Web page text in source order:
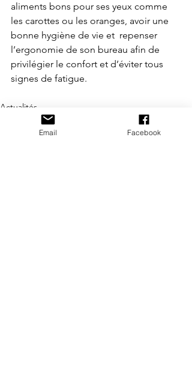
aliments bons pour ses yeux comme
les carottes ou les oranges, avoir une
bonne hygiène de vie et  repenser
l’ergonomie de son bureau afin de
privilégier le confort et d’éviter tous
signes de fatigue.
Actualités
Email Facebook